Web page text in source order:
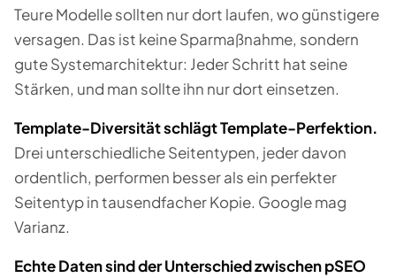
Teure Modelle sollten nur dort laufen, wo günstigere
versagen. Das ist keine Sparmaßnahme, sondern
gute Systemarchitektur: Jeder Schritt hat seine
Stärken, und man sollte ihn nur dort einsetzen.
Template-Diversität schlägt Template-Perfektion.
Drei unterschiedliche Seitentypen, jeder davon
ordentlich, performen besser als ein perfekter
Seitentyp in tausendfacher Kopie. Google mag
Varianz.
Echte Daten sind der Unterschied zwischen pSEO